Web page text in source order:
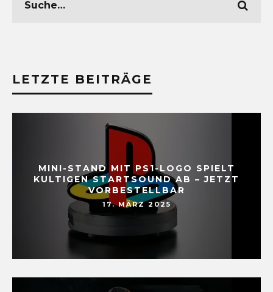
LETZTE BEITRÄGE
MINI-STAND MIT PS1-LOGO SPIELT
KULTIGEN STARTSOUND AB – JETZT
VORBESTELLBAR
17. MÄRZ 2025